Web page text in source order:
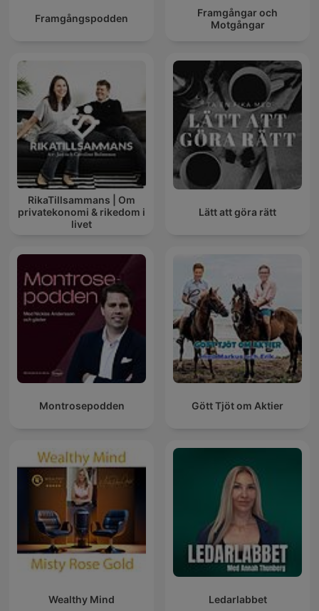
Framgångspodden
Framgångar och
Motgångar
RikaTillsammans | Om
privatekonomi & rikedom i
livet
Lätt att göra rätt
Montrosepodden Gött Tjöt om Aktier
Wealthy Mind Ledarlabbet